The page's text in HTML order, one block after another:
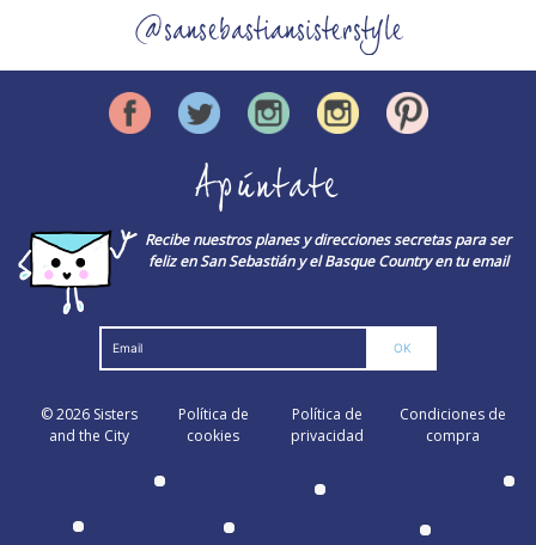
@sansebastiansisterstyle
Apúntate
Recibe nuestros planes y direcciones secretas para ser
feliz en San Sebastián y el Basque Country en tu email
© 2026 Sisters
and the City
Política de
cookies
Política de
privacidad
Condiciones de
compra